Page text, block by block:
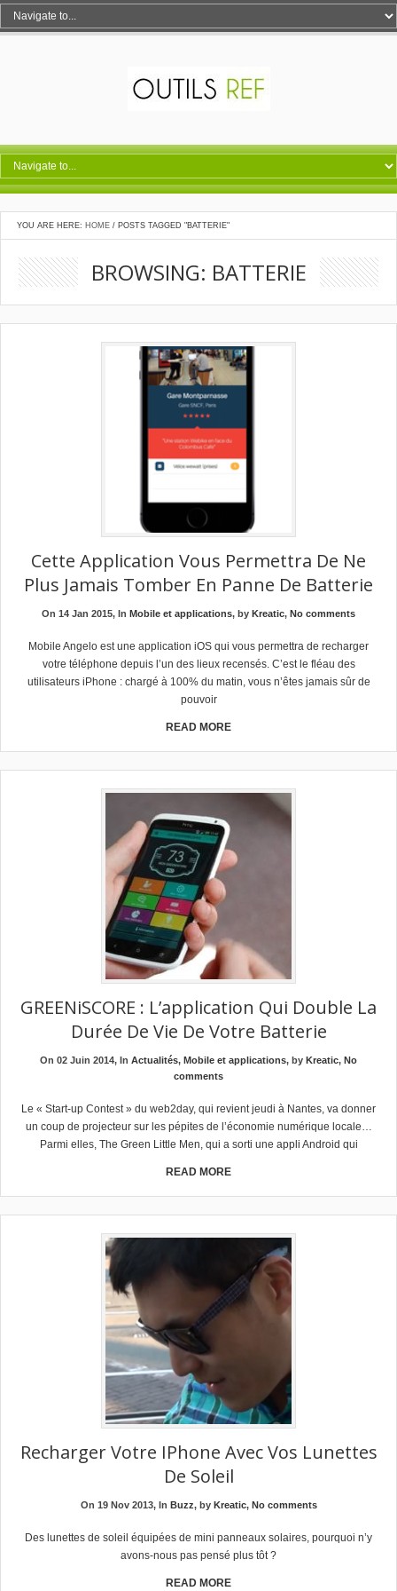
YOU ARE HERE: HOME / POSTS TAGGED "BATTERIE"
BROWSING: BATTERIE
Cette Application Vous Permettra De Ne
Plus Jamais Tomber En Panne De Batterie
On 14 Jan 2015, In Mobile et applications, by Kreatic, No comments
Mobile Angelo est une application iOS qui vous permettra de recharger
votre téléphone depuis l’un des lieux recensés. C’est le fléau des
utilisateurs iPhone : chargé à 100% du matin, vous n’êtes jamais sûr de
pouvoir
READ MORE
GREENiSCORE : L’application Qui Double La
Durée De Vie De Votre Batterie
On 02 Juin 2014, In Actualités, Mobile et applications, by Kreatic, No
comments
Le « Start-up Contest » du web2day, qui revient jeudi à Nantes, va donner
un coup de projecteur sur les pépites de l’économie numérique locale…
Parmi elles, The Green Little Men, qui a sorti une appli Android qui
READ MORE
Recharger Votre IPhone Avec Vos Lunettes
De Soleil
On 19 Nov 2013, In Buzz, by Kreatic, No comments
Des lunettes de soleil équipées de mini panneaux solaires, pourquoi n’y
avons-nous pas pensé plus tôt ?
READ MORE